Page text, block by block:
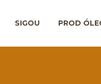
SIGOU PROD